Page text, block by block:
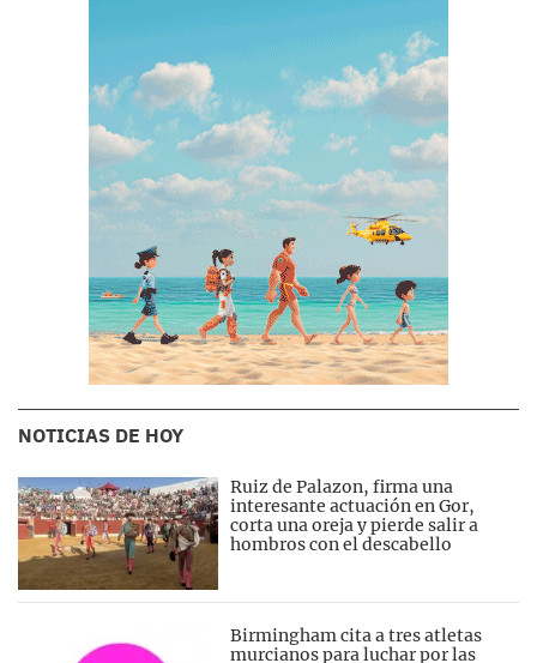
NOTICIAS DE HOY
Ruiz de Palazon, firma una
interesante actuación en Gor,
corta una oreja y pierde salir a
hombros con el descabello
Birmingham cita a tres atletas
murcianos para luchar por las